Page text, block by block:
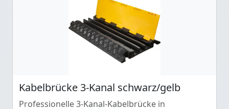
Kabelbrücke 3-Kanal schwarz/gelb
Professionelle 3-Kanal-Kabelbrücke in